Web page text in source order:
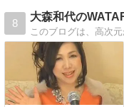
8
大森和代の